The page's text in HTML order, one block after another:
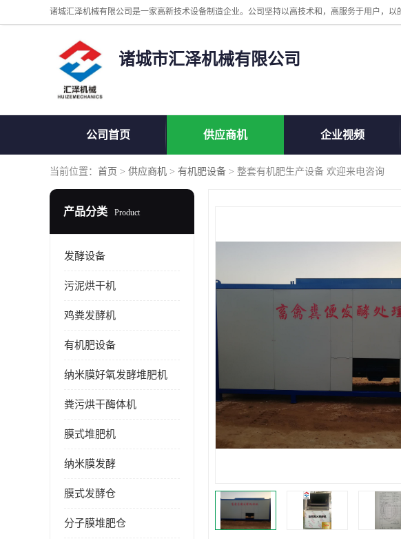
诸城市汇泽机械有限公司
公司首页 供应商机 企业视频
当前位置： 首页 > 供应商机 > 有机肥设备 > 整套有机肥生产设备 欢迎来电咨询
产品分类 Product
发酵设备
污泥烘干机
鸡粪发酵机
有机肥设备
纳米膜好氧发酵堆肥机
粪污烘干酶体机
膜式堆肥机
纳米膜发酵
膜式发酵仓
分子膜堆肥仓